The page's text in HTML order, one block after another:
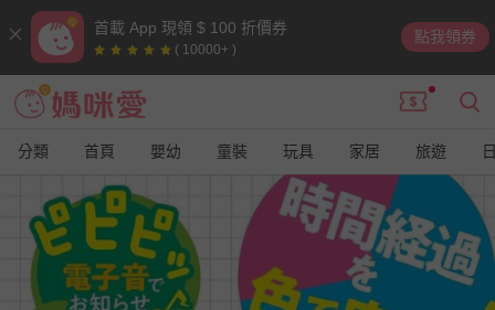
首載 App 現領 $ 100 折價券
( 10000+ )
點我領券
分類 首頁 嬰幼 童裝 玩具 家居 旅遊